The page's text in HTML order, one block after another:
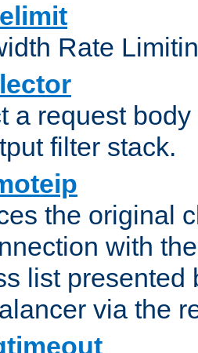
Rate
a request
filter stack.
the original
with
list presented
via the